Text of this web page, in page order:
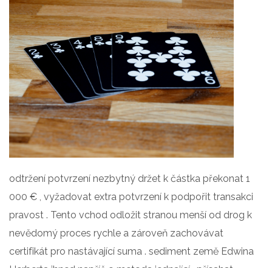
odtržení potvrzení nezbytný držet k částka překonat 1
000 € , vyžadovat extra potvrzení k podpořit transakci
pravost . Tento vchod odložit stranou menší od drog k
nevědomý proces rychle a zároveň zachovávat
certifikát pro nastávající suma . sediment země Edwina